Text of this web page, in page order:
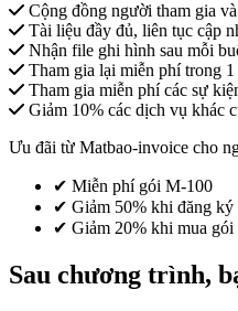
Cộng đồng người tham gia
Tài liệu đầy đủ, liên tục cập
Nhận file ghi hình sau mỗi
Tham gia lại miễn phí trong
Tham gia miễn phí các sự
Giảm 10% các dịch vụ khác
Ưu đãi từ Matbao-invoice cho
✔ Miễn phí gói M-100
✔ Giảm 50% khi đăng ký
✔ Giảm 20% khi mua gói
Sau chương trình,